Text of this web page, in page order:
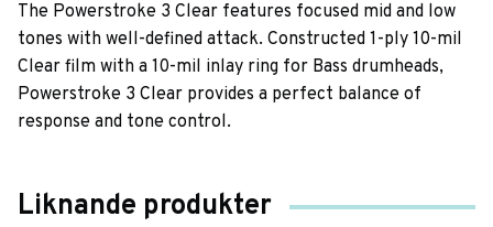
The Powerstroke 3 Clear features focused mid and low
tones with well-defined attack. Constructed 1-ply 10-mil
Clear film with a 10-mil inlay ring for Bass drumheads,
Powerstroke 3 Clear provides a perfect balance of
response and tone control.
Liknande produkter